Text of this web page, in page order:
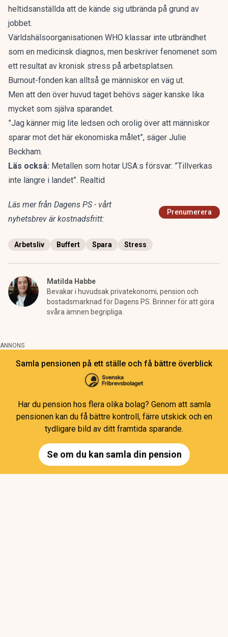
heltidsanställda att de kände sig utbrända på grund av
jobbet.
Världshälsoorganisationen WHO klassar inte utbrändhet
som en medicinsk diagnos, men beskriver fenomenet som
ett resultat av kronisk stress på arbetsplatsen.
Burnout-fonden kan alltså ge människor en väg ut.
Men att den över huvud taget behövs säger kanske lika
mycket som själva sparandet.
”Jag känner mig lite ledsen och orolig över att människor
sparar mot det här ekonomiska målet”, säger Julie
Beckham.
Läs också: Metallen som hotar USA:s försvar: ”Tillverkas
inte längre i landet”. Realtid
Läs mer från Dagens PS - vårt
nyhetsbrev är kostnadsfritt:
Prenumerera
Arbetsliv Buffert Spara Stress
Matilda Habbe
Bevakar i huvudsak privatekonomi, pension och
bostadsmarknad för Dagens PS. Brinner för att göra
svåra ämnen begripliga.
ANNONS
Samla pensionen på ett ställe och få bättre överblick
Har du pension hos flera olika bolag? Genom att samla
pensionen kan du få bättre kontroll, färre utskick och en
tydligare bild av ditt framtida sparande.
Se om du kan samla din pension